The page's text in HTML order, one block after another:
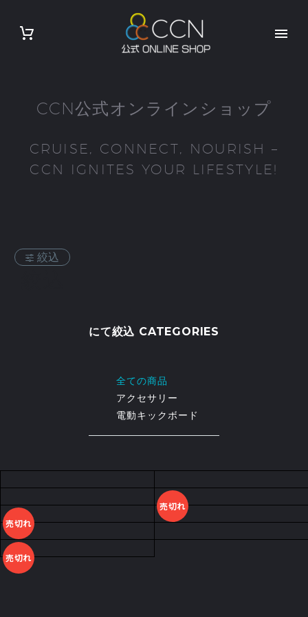
CCN公式オンラインショップ
CRUISE, CONNECT, NOURISH –
CCN IGNITES YOUR LIFESTYLE!
絞込
にて絞込 CATEGORIES
全ての商品
アクセサリー
電動キックボード
売切れ
売切れ
売切れ